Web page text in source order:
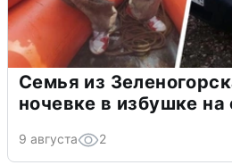
Семья из
ночевке в избушке на
9 августа 2